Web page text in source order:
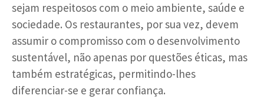
sejam respeitosos com o meio ambiente, saúde e
sociedade. Os restaurantes, por sua vez, devem
assumir o compromisso com o desenvolvimento
sustentável, não apenas por questões éticas, mas
também estratégicas, permitindo-lhes
diferenciar-se e gerar confiança.